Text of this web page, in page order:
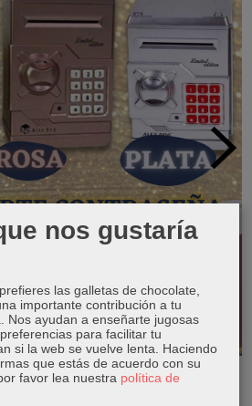
DE TEXTO
nos gustaría
las galletas de chocolate,
importante contribución a tu
Nos ayudan a enseñarte jugosas
para facilitar tu
si la web se vuelve lenta. Haciendo
que estás de acuerdo con su
favor lea nuestra política de